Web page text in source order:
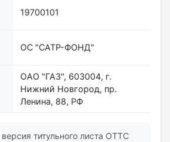
19700101
ОС "САТР-ФОНД"
ОАО "ГАЗ", 603004, г.
Нижний Новгород, пр.
Ленина, 88, РФ
версия титульного листа ОТТС